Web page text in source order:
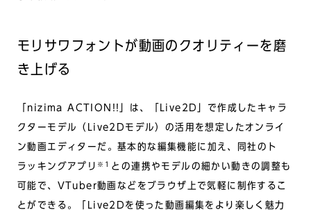
モリサワフォントが動画のクオリティーを磨
き上げる
「nizima ACTION!!」は、「Live2D」で作成したキャラ
クターモデル（Live2Dモデル）の活用を想定したオンライ
ン動画エディターだ。基本的な編集機能に加え、同社のト
ラッキングアプリ ※1 との連携やモデルの細かい動きの調整も
可能で、VTuber動画などをブラウザ上で気軽に制作するこ
とができる。「Live2Dを使った動画編集をより楽しく魅力